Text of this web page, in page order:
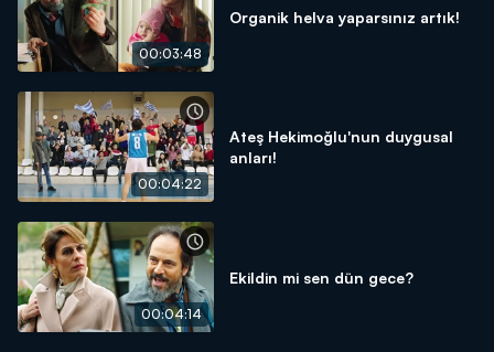
00:03:48
Organik helva yaparsınız artık!
00:04:22
Ateş Hekimoğlu'nun duygusal
anları!
00:04:14
Ekildin mi sen dün gece?